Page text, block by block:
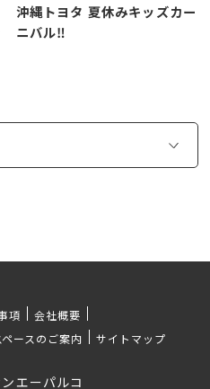
沖縄トヨタ 夏休みキッズカー
ニバル‼️
項
会社概要
ースのご案内
サイトマップ
エーパルコ